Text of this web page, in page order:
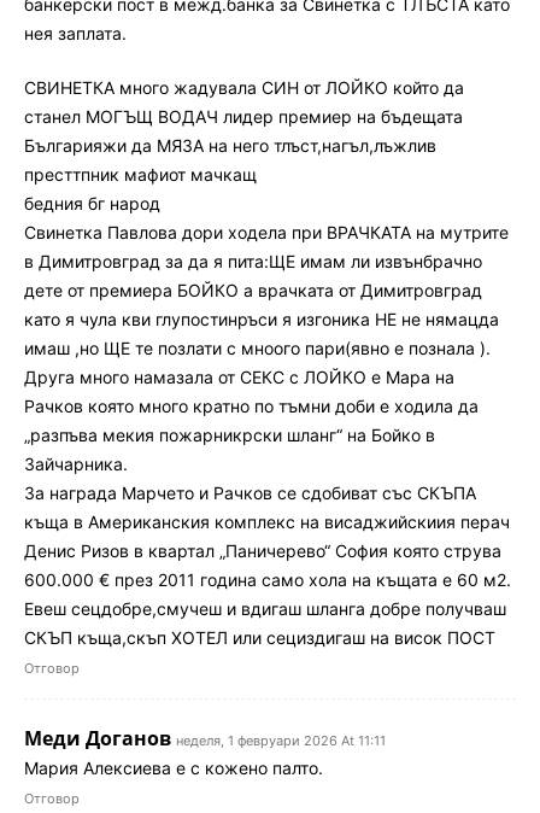
нея заплата.
СВИНЕТКА много жадувала СИН от ЛОЙКО който да
станел МОГЪЩ ВОДАЧ лидер премиер на бъдещата
Българияжи да МЯЗА на него тлъст,нагъл,лъжлив
престтпник мафиот мачкащ
бедния бг народ
Свинетка Павлова дори ходела при ВРАЧКАТА на мутрите
в Димитровград за да я пита:ЩЕ имам ли извънбрачно
дете от премиера БОЙКО а врачката от Димитровград
като я чула кви глупостинръси я изгоника НЕ не нямацда
имаш ,но ЩЕ те позлати с мноого пари(явно е познала ).
Друга много намазала от СЕКС с ЛОЙКО е Мара на
Рачков която много кратно по тъмни доби е ходила да
„разпъва мекия пожарникрски шланг“ на Бойко в
Зайчарника.
За награда Марчето и Рачков се сдобиват със СКЪПА
къща в Американския комплекс на висаджийскиия перач
Денис Ризов в квартал „Паничерево“ София която струва
600.000 € през 2011 година само хола на къщата е 60 м2.
Евеш сецдобре,смучеш и вдигаш шланга добре получваш
СКЪП къща,скъп ХОТЕЛ или сециздигаш на висок ПОСТ
Отговор
Меди Доганов неделя, 1 февруари 2026 At 11:11
Мария Алексиева е с кожено палто.
Отговор